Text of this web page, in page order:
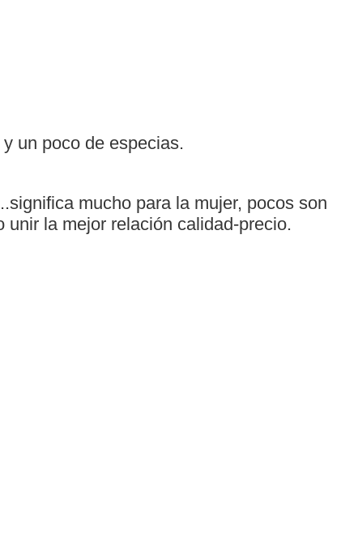
un poco de especias.
mucho para la mujer, pocos son
la mejor relación calidad-precio.